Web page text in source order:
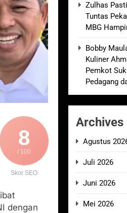
Royong Menggerakkan
8
/ 100
Skor SEO
dengan
Zulhas
Tuntas
MBG
Bobby
Kuliner
Pemkot
Pedagang
Archives
Agustus
Juli 2026
Juni 2026
Mei 2026